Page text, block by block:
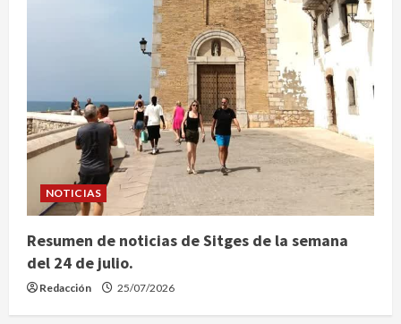
NOTICIAS
Resumen de noticias de Sitges de la semana
del 24 de julio.
Redacción 25/07/2026